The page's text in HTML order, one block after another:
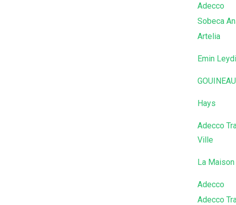
Adecco
Sobeca
Artelia
Emin
Hays
Adecco
Ville
La
Adecco
Adecco